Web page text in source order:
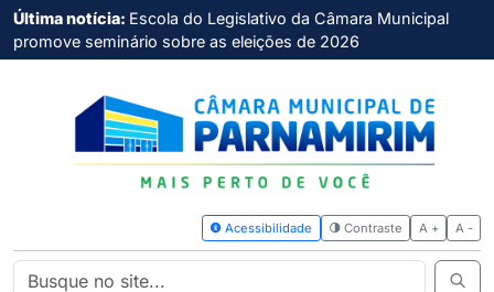
Última notícia: Escola do Legislativo da Câmara Municipal
promove seminário sobre as eleições de 2026